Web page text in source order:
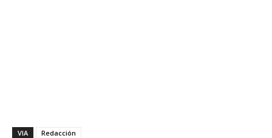
VIA Redacción